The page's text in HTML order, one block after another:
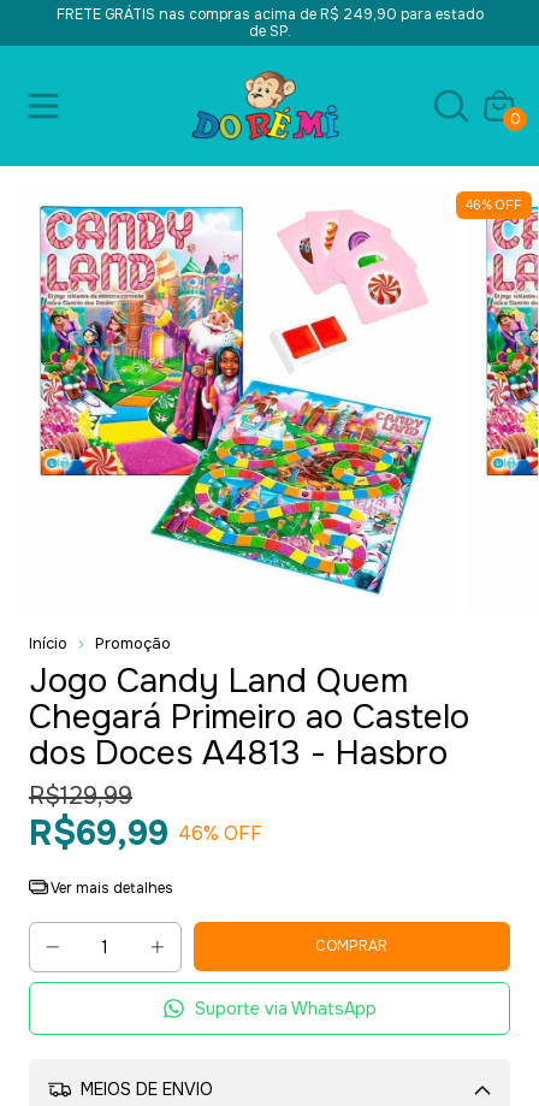
FRETE GRÁTIS nas compras acima de R$ 249,90 para estado
de SP.
0
46% OFF
Início Promoção
Jogo Candy Land Quem
Chegará Primeiro ao Castelo
dos Doces A4813 - Hasbro
R$129,99
R$69,99 46% OFF
Ver mais detalhes
Suporte via WhatsApp
MEIOS DE ENVIO